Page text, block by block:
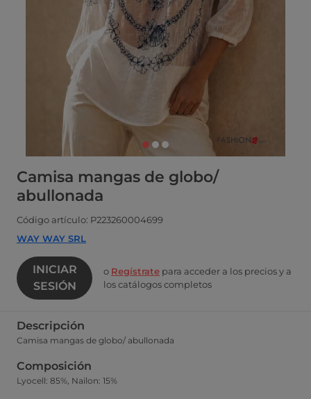
Camisa mangas de globo/
abullonada
Código artículo: P223260004699
WAY WAY SRL
INICIAR
SESIÓN
o Regístrate para acceder a los precios y a
los catálogos completos
Descripción
Camisa mangas de globo/ abullonada
Composición
Lyocell: 85%, Nailon: 15%